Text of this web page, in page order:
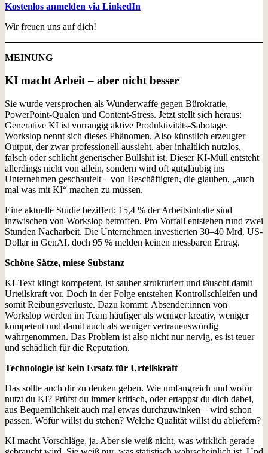
Kostenlos anmelden via LinkedIn
Wir freuen uns auf dich!
MEINUNG
KI macht Arbeit – aber nicht besser
Sie wurde versprochen als Wunderwaffe gegen Bürokratie,
PowerPoint-Qualen und Content-Stress. Jetzt stellt sich heraus:
Generative KI ist vorrangig aktive Produktivitäts-Sabotage.
Workslop nennt sich dieses Phänomen. Also künstlich erzeugter
Output, der zwar professionell aussieht, aber inhaltlich nutzlos,
falsch oder schlicht generischer Bullshit ist. Dieser KI-Müll entsteht
allerdings nicht von allein, sondern wird oft gutgläubig ins
Unternehmen geschaufelt – von Beschäftigten, die glauben, „auch
mal was mit KI“ machen zu müssen.
Eine aktuelle Studie beziffert: 15,4 % der Arbeitsinhalte sind
inzwischen von Workslop betroffen. Pro Vorfall entstehen rund zwei
Stunden Nacharbeit. Die Unternehmen investierten 30–40 Mrd. US-
Dollar in GenAI, doch 95 % melden keinen messbaren Ertrag.
Schöne Sätze, miese Substanz
KI-Text klingt kompetent, ist sauber strukturiert und täuscht damit
Urteilskraft vor. Doch in der Folge entstehen Kontrollschleifen und
somit Reibungsverluste. Dazu kommt: Absender:innen von
Workslop werden im Team häufiger als weniger kreativ, weniger
kompetent und damit auch als weniger vertrauenswürdig
wahrgenommen. Das Problem ist also nicht nur nervig, es ist teuer
und schädlich für die Reputation.
Technologie ist kein Ersatz für Urteilskraft
Das sollte auch dir zu denken geben. Wie umfangreich und wofür
nutzt du KI? Prüfst du immer kritisch, oder ertappst du dich dabei,
aus Bequemlichkeit auch mal etwas durchzuwinken – wird schon
passen. Wofür willst du stehen? Welche Qualität willst du abliefern?
KI macht Vorschläge, ja. Aber sie weiß nicht, was wirklich gerade